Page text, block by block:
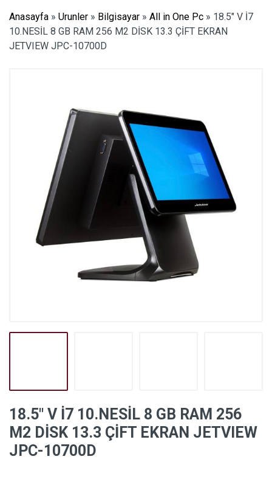
Anasayfa » Urunler » Bilgisayar » All in One Pc » 18.5″ V İ7
10.NESİL 8 GB RAM 256 M2 DİSK 13.3 ÇİFT EKRAN
JETVIEW JPC-10700D
18.5″ V İ7 10.NESİL 8 GB RAM 256
M2 DİSK 13.3 ÇİFT EKRAN JETVIEW
JPC-10700D